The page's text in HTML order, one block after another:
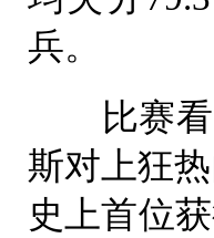
兵。
比赛看
斯对上狂
史上首位